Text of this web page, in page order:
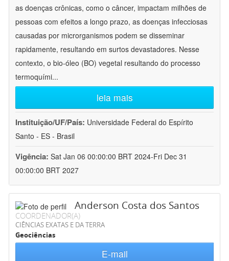
as doenças crônicas, como o câncer, impactam milhões de
pessoas com efeitos a longo prazo, as doenças infecciosas
causadas por microrganismos podem se disseminar
rapidamente, resultando em surtos devastadores. Nesse
contexto, o bio-óleo (BO) vegetal resultando do processo
termoquími...
leia mais
Instituição/UF/País: Universidade Federal do Espírito
Santo - ES - Brasil
Vigência: Sat Jan 06 00:00:00 BRT 2024-Fri Dec 31
00:00:00 BRT 2027
Anderson Costa dos Santos
COORDENADOR(A)
CIÊNCIAS EXATAS E DA TERRA
Geociências
E-mail